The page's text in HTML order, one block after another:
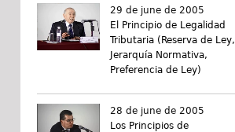
29 de june de 2005
El Principio de Legalidad
Tributaria (Reserva de Ley,
Jerarquía Normativa,
Preferencia de Ley)
28 de june de 2005
Los Principios de